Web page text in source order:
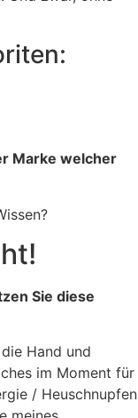
Marke welcher
Sie diese
Hand und
im Moment für
/ Heuschnupfen